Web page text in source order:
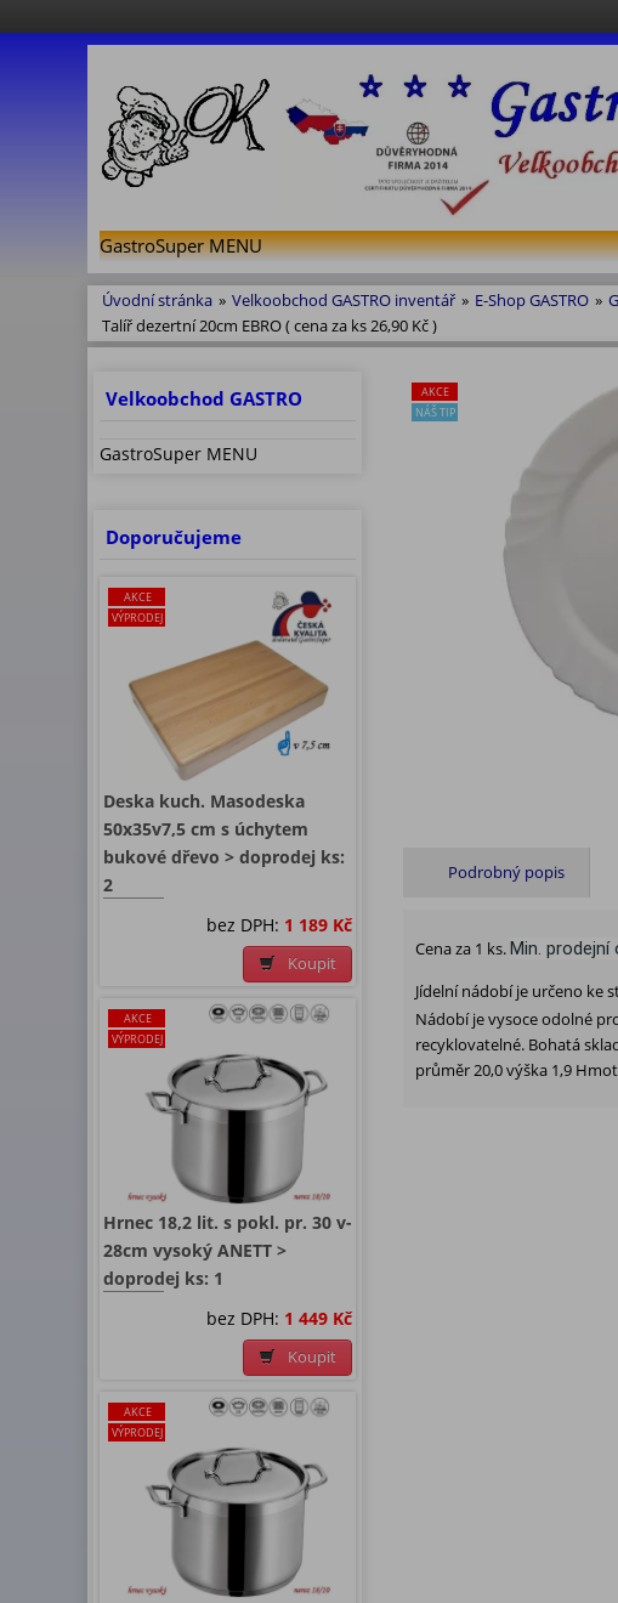
GastroSuper MENU
Úvodní stránka » Velkoobchod GASTRO inventář » E-Shop GASTRO »
Talíř dezertní 20cm EBRO ( cena za ks 26,90 Kč )
Velkoobchod GASTRO
GastroSuper MENU
Doporučujeme
AKCE
VÝPRODEJ
Deska kuch. Masodeska
50x35v7,5 cm s úchytem
bukové dřevo > doprodej ks:
2
bez DPH: 1 189 Kč
Koupit
AKCE
VÝPRODEJ
Hrnec 18,2 lit. s pokl. pr. 30 v-
28cm vysoký ANETT >
doprodej ks: 1
bez DPH: 1 449 Kč
Koupit
AKCE
VÝPRODEJ
AKCE
NÁŠ TIP
Podrobný popis
Cena za 1 ks.Min. prodejní
Jídelní nádobí je určeno ke
Nádobí je vysoce odolné
recyklovatelné. Bohatá
průměr 20,0 výška 1,9